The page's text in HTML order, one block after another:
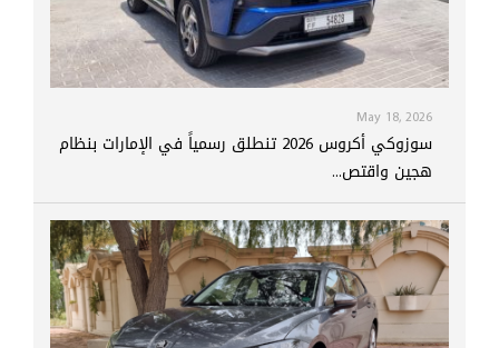
May 18, 2026
سوزوكي أكروس 2026 تنطلق رسمياً في الإمارات بنظام
هجين واقتص...